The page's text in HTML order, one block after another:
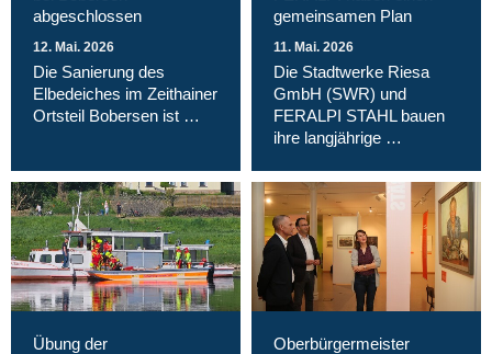
abgeschlossen
12. Mai. 2026
Die Sanierung des
Elbedeiches im Zeithainer
Ortsteil Bobersen ist …
gemeinsamen Plan
11. Mai. 2026
Die Stadtwerke Riesa
GmbH (SWR) und
FERALPI STAHL bauen
ihre langjährige …
Übung der
Oberbürgermeister